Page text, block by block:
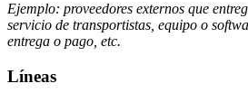
Ejemplo: proveedores externos que
servicio de transportistas, equipo o
entrega o pago, etc.
Líneas